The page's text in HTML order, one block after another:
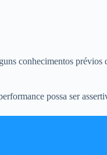
conhecimentos
possa ser